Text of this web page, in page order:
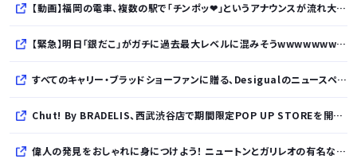
【動画】福岡の電車、複数の駅で「チンポッ❤」というアナウンスが流れ大騒ぎwwwwwwwww
【緊急】明日「銀だこ」がガチに過去最大レベルに混みそうwwwwwwwwwwwwwwwwwwwwwwwwww
すべてのキャリー・ブラッドショーファンに贈る、Desigualのニュースペーパープリントコレクション
Chut! By BRADELIS、西武渋谷店で期間限定POP UP STOREを開催！全商品展開＆新作10%OFFの特別な6日間
偉人の発見をおしゃれに身につけよう！ ニュートンとガリレオの有名な発見をモチーフにした、クールタッチTシャツ＆トートバッグが発売されました【QurioStore】